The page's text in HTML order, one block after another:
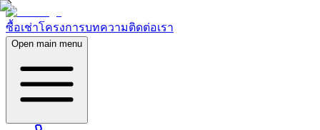
ซื้อเช่าโครงการบทความติดต่อเรา
Open main menu